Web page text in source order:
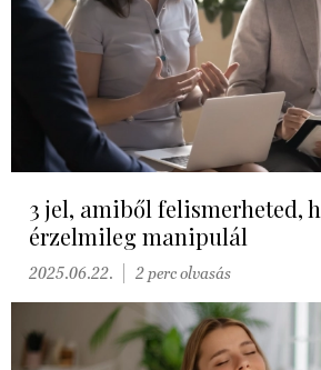
3 jel, amiből felismerheted,
érzelmileg manipulál
2025.06.22. 2 perc olvasás